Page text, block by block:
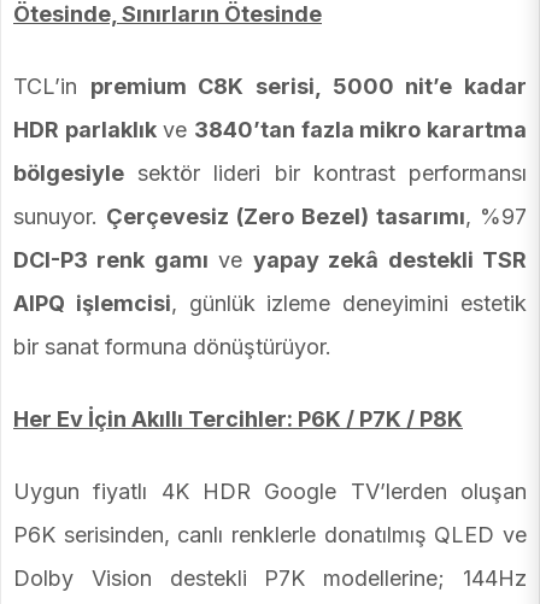
Ötesinde, Sınırların Ötesinde
TCL’in premium C8K serisi, 5000 nit’e kadar
HDR parlaklıkve 3840’tan fazla mikro karartma
bölgesiyle sektör lideri bir kontrast performansı
sunuyor. Çerçevesiz (Zero Bezel) tasarımı, %97
DCI-P3 renk gamı ve yapay zekâ destekli TSR
AIPQ işlemcisi, günlük izleme deneyimini estetik
bir sanat formuna dönüştürüyor.
Her Ev İçin Akıllı Tercihler: P6K / P7K / P8K
Uygun fiyatlı 4K HDR Google TV’lerden oluşan
P6K serisinden, canlı renklerle donatılmış QLED ve
Dolby Vision destekli P7K modellerine; 144Hz